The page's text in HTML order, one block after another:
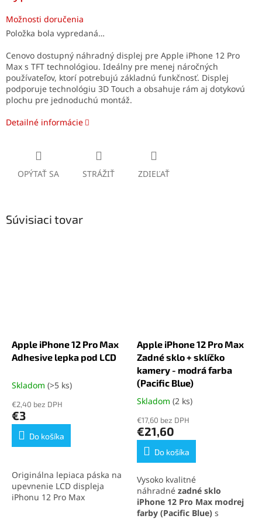
Možnosti doručenia
Položka bola vypredaná…
Cenovo dostupný náhradný displej pre Apple iPhone 12 Pro
Max s TFT technológiou. Ideálny pre menej náročných
používateľov, ktorí potrebujú základnú funkčnosť. Displej
podporuje technológiu 3D Touch a obsahuje rám aj dotykovú
plochu pre jednoduchú montáž.
Detailné informácie
OPÝTAŤ SA STRÁŽIŤ ZDIEĽAŤ
Súvisiaci tovar
Apple iPhone 12 Pro Max
Adhesive lepka pod LCD
Skladom (>5 ks)
€2,40 bez DPH
€3
Do košíka
Originálna lepiaca páska na
upevnenie LCD displeja
iPhonu 12 Pro Max
Apple iPhone 12 Pro Max
Zadné sklo + sklíčko
kamery - modrá farba
(Pacific Blue)
Priemerné
produktu
je
5,0
hviezdičiek.
Skladom (2 ks)
€17,60 bez DPH
€21,60
Do košíka
Vysoko kvalitné
náhradné zadné sklo
iPhone 12 Pro Max modrej
farby (Pacific Blue) s